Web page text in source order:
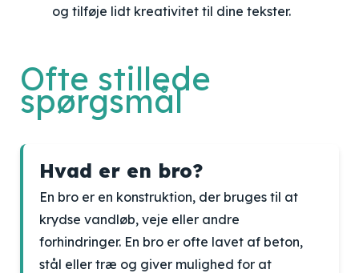
og tilføje lidt kreativitet til dine tekster.
Ofte stillede
spørgsmål
Hvad er en bro?
En bro er en konstruktion, der bruges til at
krydse vandløb, veje eller andre
forhindringer. En bro er ofte lavet af beton,
stål eller træ og giver mulighed for at